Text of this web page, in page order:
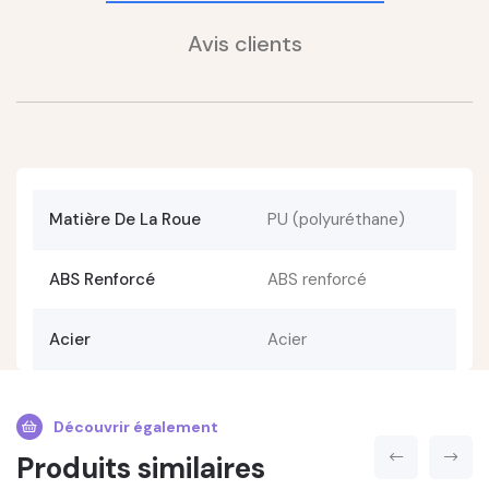
Avis clients
Matière De La Roue PU (polyuréthane)
ABS Renforcé ABS renforcé
Acier Acier
Découvrir également
Produits similaires